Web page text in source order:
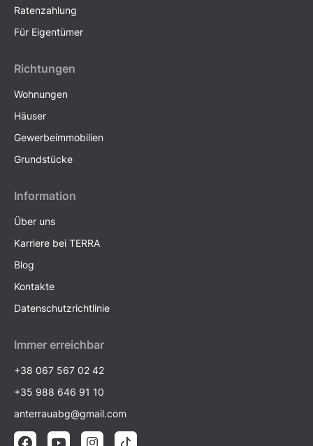
Ratenzahlung
Für Eigentümer
Richtungen
Wohnungen
Häuser
Gewerbeimmobilien
Grundstücke
Information
Über uns
Karriere bei TERRA
Blog
Kontakte
Datenschutzrichtlinie
Immer erreichbar
+38 067 567 02 42
+35 988 646 91 10
anterrauabg@gmail.com